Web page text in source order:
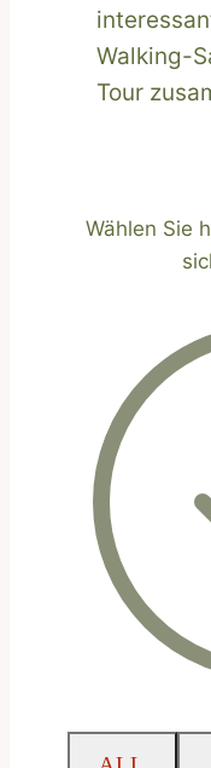
Walking-
Tour
Wählen Sie